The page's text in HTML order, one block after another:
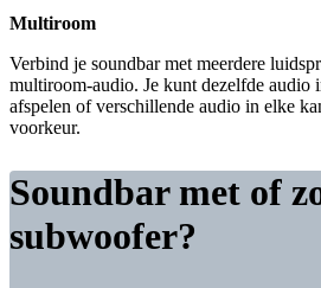
Multiroom
Verbind je soundbar met meerdere
multiroom-audio. Je kunt dezelfde audio
afspelen of verschillende audio in elke
voorkeur.
Soundbar met of
subwoofer?